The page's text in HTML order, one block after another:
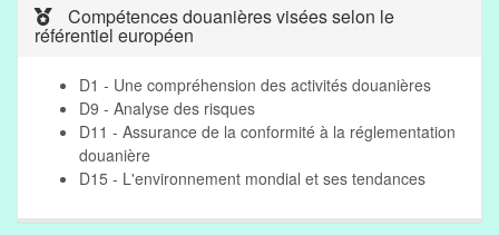
Compétences douanières visées selon le
référentiel européen
D1 - Une compréhension des activités douanières
D9 - Analyse des risques
D11 - Assurance de la conformité à la réglementation
douanière
D15 - L'environnement mondial et ses tendances